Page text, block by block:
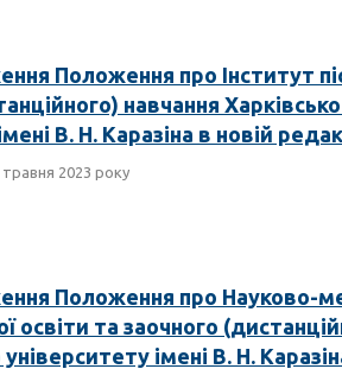
Положення про Інститут
навчання
В. Н. Каразіна в новій
2023 року
Положення про Науково-
освіти та заочного
імені В. Н.